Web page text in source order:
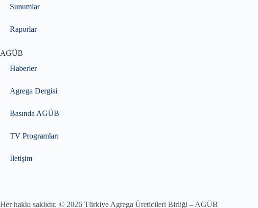
Sunumlar
Raporlar
AGÜB
Haberler
Agrega Dergisi
Basında AGÜB
TV Programları
İletişim
Her hakkı saklıdır. © 2026 Türkiye Agrega Üreticileri Birliği – AGÜB